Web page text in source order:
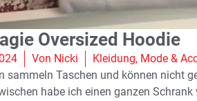
Oversized Hoodie
Von Nicki Kleidung, Mode &
sammeln Taschen und können nicht
habe ich einen ganzen